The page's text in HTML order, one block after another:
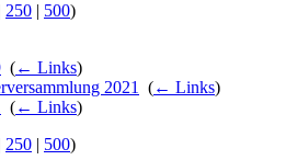
250 | 500)
(← Links)
2021
(← Links)
(← Links)
250 | 500)